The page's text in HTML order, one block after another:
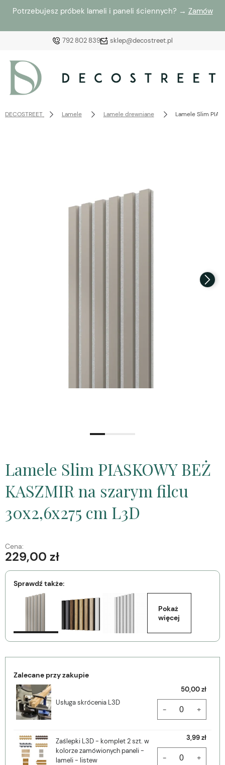
Potrzebujesz próbek lameli i paneli ściennych? → Zamów
792 802 839 sklep@decostreet.pl
z poprzedniej sesji.
DECOSTREET Lamele Lamele drewniane Lamele Slim
Lamele Slim PIASKOWY BEŻ
KASZMIR na szarym filcu
30x2,6x275 cm L3D
Cena:
229,00 zł
Sprawdź także:
Pokaż
więcej
Zalecane przy zakupie
Usługa skrócenia L3D
50,00 zł
- +
Zaślepki L3D - komplet 2 szt. w
kolorze zamówionych paneli -
lameli - listew
3,99 zł
- +